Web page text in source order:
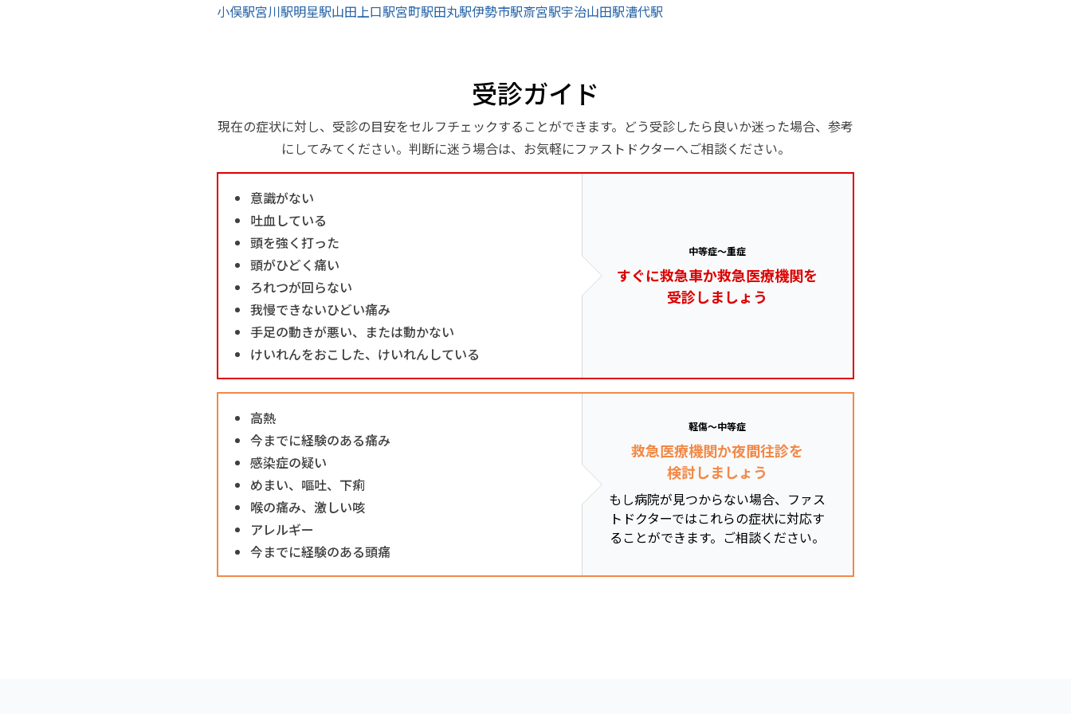
小俣駅宮川駅明星駅山田上口駅宮町駅田丸駅伊勢市駅斎宮駅宇治山田駅漕代駅
受診ガイド
現在の症状に対し、受診の目安をセルフチェックすることができます。どう受診したら良いか迷った場合、参考
にしてみてください。判断に迷う場合は、お気軽にファストドクターへご相談ください。
意識がない
吐血している
頭を強く打った
頭がひどく痛い
ろれつが回らない
我慢できないひどい痛み
手足の動きが悪い、または動かない
けいれんをおこした、けいれんしている
中等症～重症
すぐに救急車か救急医療機関を
受診しましょう
高熱
今までに経験のある痛み
感染症の疑い
めまい、嘔吐、下痢
喉の痛み、激しい咳
アレルギー
今までに経験のある頭痛
軽傷～中等症
救急医療機関か夜間往診を
検討しましょう
もし病院が見つからない場合、ファス
トドクターではこれらの症状に対応す
ることができます。ご相談ください。